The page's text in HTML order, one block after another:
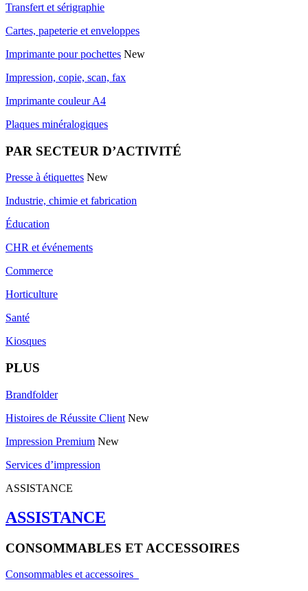
Transfert et sérigraphie
Cartes, papeterie et enveloppes
Imprimante pour pochettes New
Impression, copie, scan, fax
Imprimante couleur A4
Plaques minéralogiques
PAR SECTEUR D’ACTIVITÉ
Presse à étiquettes New
Industrie, chimie et fabrication
Éducation
CHR et événements
Commerce
Horticulture
Santé
Kiosques
PLUS
Brandfolder
Histoires de Réussite Client New
Impression Premium New
Services d’impression
ASSISTANCE
ASSISTANCE
CONSOMMABLES ET ACCESSOIRES
Consommables et accessoires